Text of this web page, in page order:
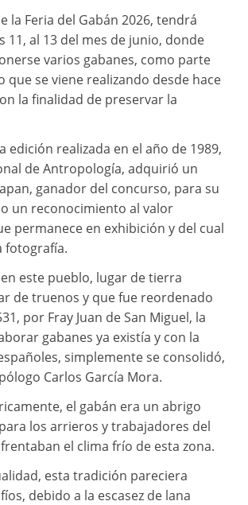
la Feria del Gabán 2026, tendrá
11, al 13 del mes de junio, donde
varios gabanes, como parte
que se viene realizando desde hace
la finalidad de preservar la
edición realizada en el año de 1989,
de Antropología, adquirió un
ganador del concurso, para su
un reconocimiento al valor
permanece en exhibición y del cual
fotografía.
este pueblo, lugar de tierra
de truenos y que fue reordenado
por Fray Juan de San Miguel, la
gabanes ya existía y con la
simplemente se consolidó,
Carlos García Mora.
el gabán era un abrigo
los arrieros y trabajadores del
el clima frío de esta zona.
esta tradición pareciera
debido a la escasez de lana